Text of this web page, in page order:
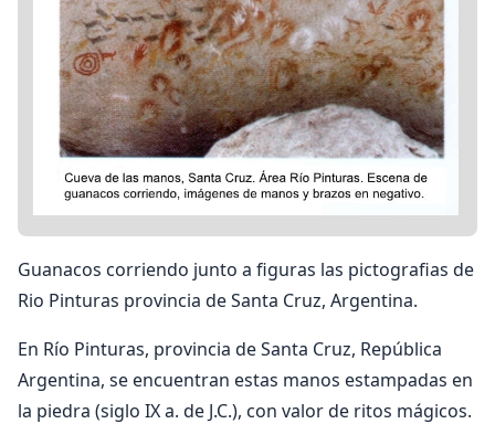
Guanacos corriendo­ junto a figuras las pictografias de
Rio Pinturas provincia de Santa Cruz, Argentina.
En Río Pinturas, provincia de Santa Cruz, República
Argenti­na, se encuentran estas manos estampadas en
la piedra (siglo IX a. de J.C.), con valor de ritos mágicos.